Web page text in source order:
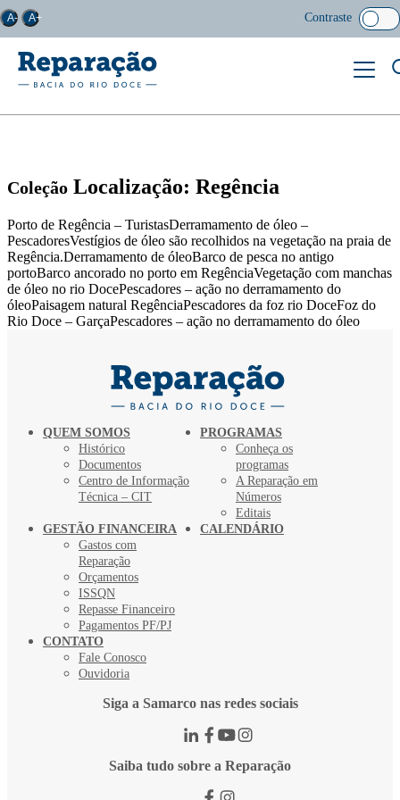
A- A+ Contraste
Coleção Localização: Regência
Porto de Regência – TuristasDerramamento de óleo –
PescadoresVestígios de óleo são recolhidos na vegetação na praia de
Regência.Derramamento de óleoBarco de pesca no antigo
portoBarco ancorado no porto em RegênciaVegetação com manchas
de óleo no rio DocePescadores – ação no derramamento do
óleoPaisagem natural RegênciaPescadores da foz rio DoceFoz do
Rio Doce – GarçaPescadores – ação no derramamento do óleo
QUEM SOMOS
Histórico
Documentos
Centro de Informação
Técnica – CIT
PROGRAMAS
Conheça os
programas
A Reparação em
Números
Editais
GESTÃO FINANCEIRA
Gastos com
Reparação
Orçamentos
ISSQN
Repasse Financeiro
Pagamentos PF/PJ
CALENDÁRIO
CONTATO
Fale Conosco
Ouvidoria
Siga a Samarco nas redes sociais
Saiba tudo sobre a Reparação